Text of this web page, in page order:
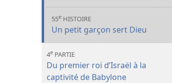
55e HISTOIRE
Un petit garçon sert Dieu
4e PARTIE
Du premier roi d’Israël à la
captivité de Babylone